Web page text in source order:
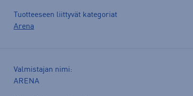
Tuotteeseen liittyvät kategoriat
Arena
Valmistajan nimi:
ARENA